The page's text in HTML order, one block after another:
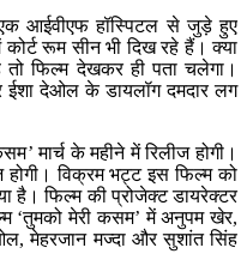
आईवीएफ हॉस्पिटल से जुड़े हुए
रूम सीन भी दिख रहे हैं। क्या
फिल्म देखकर ही पता चलेगा।
ईशा देओल के डायलॉग दमदार लग
मार्च के महीने में रिलीज होगी।
होगी। विक्रम भट्ट इस फिल्म को
है। फिल्म की प्रोजेक्ट डायरेक्टर
‘तुमको मेरी कसम’ में अनुपम खेर,
मेहरजान मज्दा और सुशांत सिंह